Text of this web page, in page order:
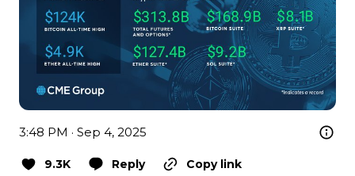
3:48 PM · Sep 4, 2025
9.3K Reply
Copy link